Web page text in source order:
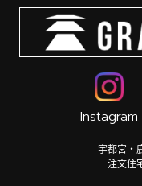
Instagram
宇都宮・
注文住